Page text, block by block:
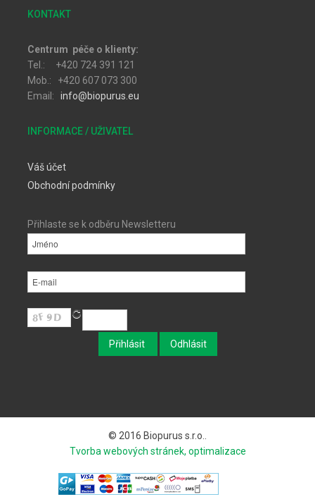
KONTAKT
Centrum péče o klienty:
Tel.: +420 724 391 121
Mob.: +420 607 073 300
Email: info@biopurus.eu
INFORMACE / UŽIVATEL
Váš účet
Obchodní podmínky
Přihlaste se k odběru Newsletteru
© 2016 Biopurus s.r.o..
Tvorba webových stránek, optimalizace